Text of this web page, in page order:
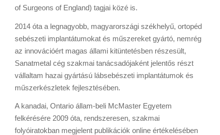
of Surgeons of England) tagjai közé is.
2014 óta a legnagyobb, magyarországi székhelyű, ortopéd
sebészeti implantátumokat és műszereket gyártó, nemrég
az innovációért magas állami kitüntetésben részesült,
Sanatmetal cég szakmai tanácsadójaként jelentős részt
vállaltam hazai gyártású lábsebészeti implantátumok és
műszerkészletek fejlesztésében.
A kanadai, Ontario állam-beli McMaster Egyetem
felkérésére 2009 óta, rendszeresen, szakmai
folyóiratokban megjelent publikációk online értékelésében